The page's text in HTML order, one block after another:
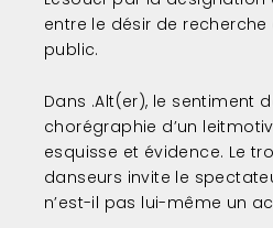
ALTER
ALTER
ALTER
ALTER
entre le désir de
public.
Dans .Alt(er), le sentiment
chorégraphie d’un
esquisse et évidence. Le
danseurs invite le
n’est-il pas lui-même un